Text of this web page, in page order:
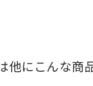
他にこんな商